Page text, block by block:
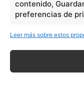
contenido,
preferencias de
Leer más sobre estos
Historia
Tecnología